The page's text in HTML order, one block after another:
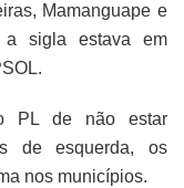
Mamanguape e
sigla estava em
PL de não estar
de esquerda, os
nos municípios.